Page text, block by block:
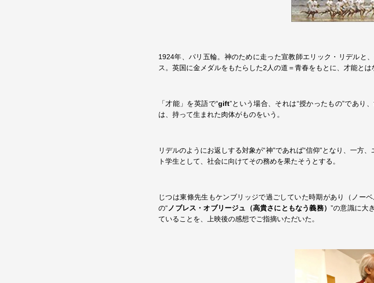
1924年、パリ五輪。神のために走った宣教師エリック・リデルと
ス。英国に金メダルをもたらした2人の道＝青春をもとに、才能と
「才能」を英語で“gift”という場合、それは“授かったもの”であり
は、持って生まれた肉体がものをいう。
リデルのようにお返しする対象が“神”であれば“信仰”となり、一方
ト学生として、社会に向けてその務めを果たそうとする。
じつは東條先生もケンブリッジで過ごしていた時期があり（ノー
の“ノブレス・オブリージュ（高貴さにともなう義務）”の意識に大
ていることを、上映後の感想でご指摘いただいた。